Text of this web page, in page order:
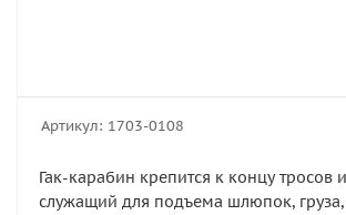
Артикул: 1703-0108
Гак-карабин крепится к концу тросов
служащий для подъема шлюпок, груза,